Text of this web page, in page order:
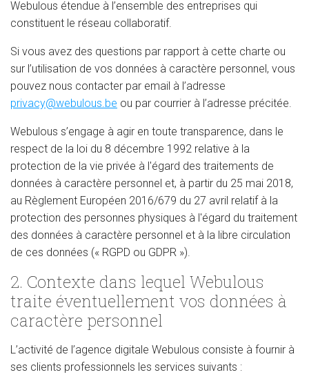
Webulous étendue à l’ensemble des entreprises qui
constituent le réseau collaboratif.
Si vous avez des questions par rapport à cette charte ou
sur l’utilisation de vos données à caractère personnel, vous
pouvez nous contacter par email à l’adresse
privacy@webulous.be ou par courrier à l’adresse précitée.
Webulous s’engage à agir en toute transparence, dans le
respect de la loi du 8 décembre 1992 relative à la
protection de la vie privée à l'égard des traitements de
données à caractère personnel et, à partir du 25 mai 2018,
au Règlement Européen 2016/679 du 27 avril relatif à la
protection des personnes physiques à l'égard du traitement
des données à caractère personnel et à la libre circulation
de ces données (« RGPD ou GDPR »).
2. Contexte dans lequel Webulous
traite éventuellement vos données à
caractère personnel
L’activité de l’agence digitale Webulous consiste à fournir à
ses clients professionnels les services suivants :